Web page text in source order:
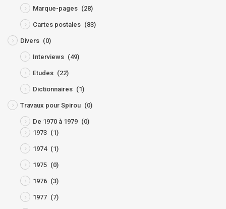
Marque-pages (28)
Cartes postales (83)
Divers (0)
Interviews (49)
Etudes (22)
Dictionnaires (1)
Travaux pour Spirou (0)
De 1970 à 1979 (0)
1973 (1)
1974 (1)
1975 (0)
1976 (3)
1977 (7)